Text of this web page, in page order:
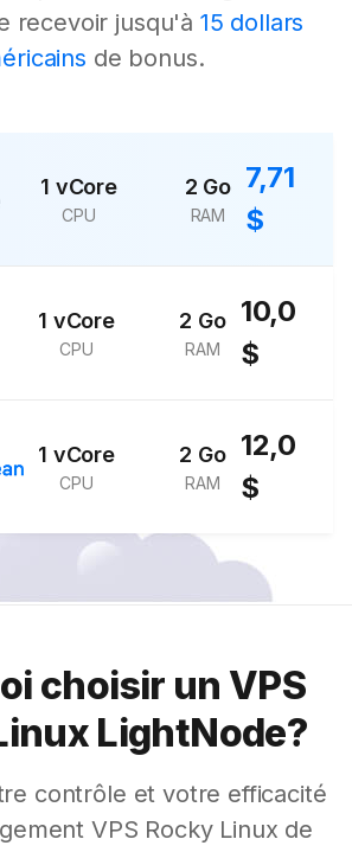
recevoir jusqu'à 15 dollars
de bonus.
1 vCore
CPU
2 Go
RAM
7,71
$
1 vCore
CPU
2 Go
RAM
10,0
$
1 vCore
CPU
2 Go
RAM
12,0
$
choisir un VPS
LightNode?
contrôle et votre efficacité
VPS Rocky Linux de